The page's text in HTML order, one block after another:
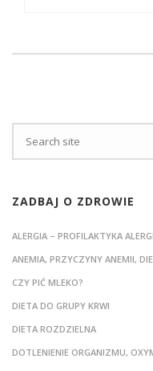
ZADBAJ O ZDROWIE
ALERGIA – PROFILAKTYKA
ANEMIA, PRZYCZYNY ANEMII,
CZY PIĆ MLEKO?
DIETA DO GRUPY KRWI
DIETA ROZDZIELNA
DOTLENIENIE ORGANIZMU,